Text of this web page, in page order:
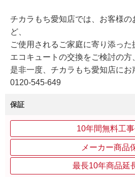
チカラもち愛知店では、お客様の
ど、
ご使用されるご家庭に寄り添った
エコキュートの交換をご検討の
是非一度、チカラもち愛知店にお
0120-545-649
保証
10年間無料工
メーカー商品
最長10年商品延